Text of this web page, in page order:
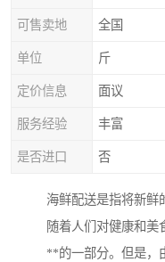
可售卖地 全国
单位 斤
定价信息 面议
服务经验 丰富
是否进口 否
海鲜配送是指将新鲜
随着人们对健康和美
**的一部分。但是，